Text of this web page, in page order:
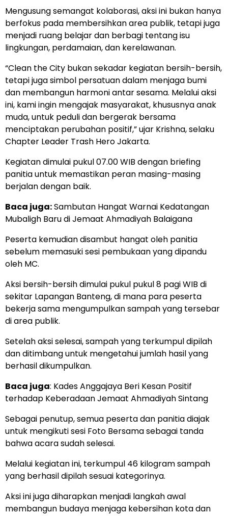
Mengusung semangat kolaborasi, aksi ini bukan hanya
berfokus pada membersihkan area publik, tetapi juga
menjadi ruang belajar dan berbagi tentang isu
lingkungan, perdamaian, dan kerelawanan.
“Clean the City bukan sekadar kegiatan bersih-bersih,
tetapi juga simbol persatuan dalam menjaga bumi
dan membangun harmoni antar sesama. Melalui aksi
ini, kami ingin mengajak masyarakat, khususnya anak
muda, untuk peduli dan bergerak bersama
menciptakan perubahan positif,” ujar Krishna, selaku
Chapter Leader Trash Hero Jakarta.
Kegiatan dimulai pukul 07.00 WIB dengan briefing
panitia untuk memastikan peran masing-masing
berjalan dengan baik.
Baca juga:Sambutan Hangat Warnai Kedatangan
Mubaligh Baru di Jemaat Ahmadiyah Balaigana
Peserta kemudian disambut hangat oleh panitia
sebelum memasuki sesi pembukaan yang dipandu
oleh MC.
Aksi bersih-bersih dimulai pukul pukul 8 pagi WIB di
sekitar Lapangan Banteng, di mana para peserta
bekerja sama mengumpulkan sampah yang tersebar
di area publik.
Setelah aksi selesai, sampah yang terkumpul dipilah
dan ditimbang untuk mengetahui jumlah hasil yang
berhasil dikumpulkan.
Baca juga: Kades Anggajaya Beri Kesan Positif
terhadap Keberadaan Jemaat Ahmadiyah Sintang
Sebagai penutup, semua peserta dan panitia diajak
untuk mengikuti sesi Foto Bersama sebagai tanda
bahwa acara sudah selesai.
Melalui kegiatan ini, terkumpul 46 kilogram sampah
yang berhasil dipilah sesuai kategorinya.
Aksi ini juga diharapkan menjadi langkah awal
membangun budaya menjaga kebersihan kota dan